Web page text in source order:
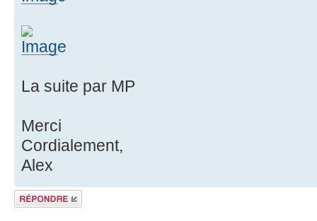
La suite par MP
Merci
Cordialement,
Alex
Répondre